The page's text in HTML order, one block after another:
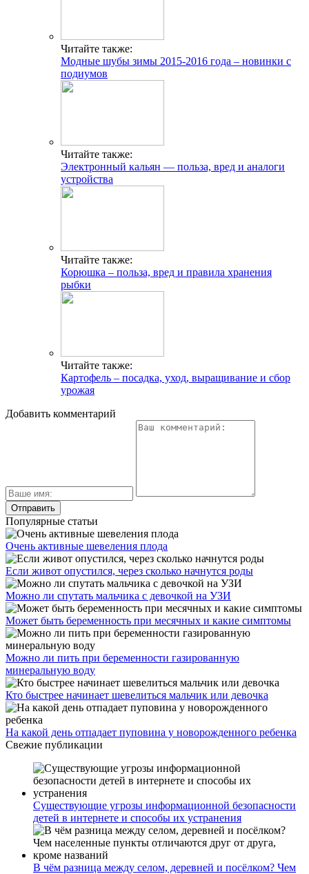
Читайте также:
Модные шубы зимы 2015-2016 года – новинки с
подиумов
Читайте также:
Электронный кальян — польза, вред и аналоги
устройства
Читайте также:
Корюшка – польза, вред и правила хранения
рыбки
Читайте также:
Картофель – посадка, уход, выращивание и сбор
урожая
Добавить комментарий
Популярные статьи
Очень активные шевеления плода
Если живот опустился, через сколько начнутся роды
Можно ли спутать мальчика с девочкой на УЗИ
Может быть беременность при месячных и какие симптомы
Можно ли пить при беременности газированную
минеральную воду
Кто быстрее начинает шевелиться мальчик или девочка
На какой день отпадает пуповина у новорожденного ребенка
Свежие публикации
Существующие угрозы информационной безопасности
детей в интернете и способы их устранения
В чём разница между селом, деревней и посёлком? Чем